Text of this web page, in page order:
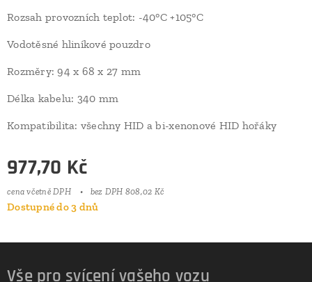
Rozsah provozních teplot: -40°C +105°C
Vodotěsné hliníkové pouzdro
Rozměry: 94 x 68 x 27 mm
Délka kabelu: 340 mm
Kompatibilita: všechny HID a bi-xenonové HID hořáky
977,70 Kč
cena včetně DPH bez DPH 808,02 Kč
Dostupné do 3 dnů
Vše pro svícení vašeho vozu